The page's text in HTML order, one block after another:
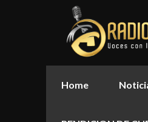
Home